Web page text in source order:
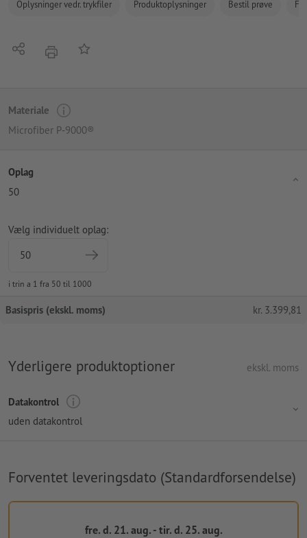
Oplysninger vedr. trykfiler Produktoplysninger Bestil prøve
Del tryk Tilføj til huskelisten
Materiale
Microfiber P-9000®
Oplag
50
Vælg individuelt oplag:
i trin a 1 fra 50 til 1000
Basispris (ekskl. moms) kr. 3.399,81
Yderligere produktoptioner ekskl. moms
Datakontrol
uden datakontrol
Forventet leveringsdato (Standardforsendelse)
fre. d. 21. aug. - tir. d. 25. aug.